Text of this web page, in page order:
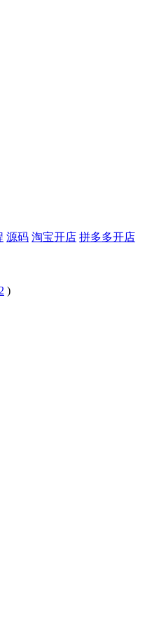
源码 淘宝开店 拼多多开店
)